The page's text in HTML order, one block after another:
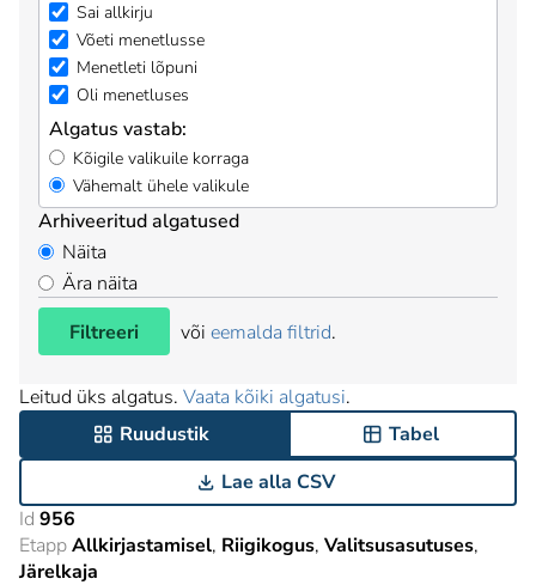
Sai allkirju
Võeti menetlusse
Menetleti lõpuni
Oli menetluses
Algatus vastab:
Kõigile valikuile korraga
Vähemalt ühele valikule
Arhiveeritud algatused
Näita
Ära näita
Filtreeri
või eemalda filtrid.
Leitud üks algatus. Vaata kõiki algatusi.
Ruudustik
Tabel
Lae alla CSV
Id 956
EtappAllkirjastamisel Riigikogus Valitsusasutuses
Järelkaja